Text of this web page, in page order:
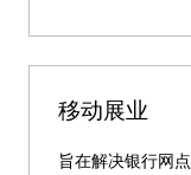
移动展业
旨在解决银行网